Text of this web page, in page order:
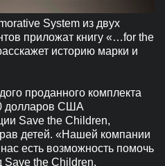
System из двух
приложат книгу «…for the
историю марки и
проданного комплекта
долларов США
Save the Children,
детей. «Нашей компании
есть возможность помочь
the Children,